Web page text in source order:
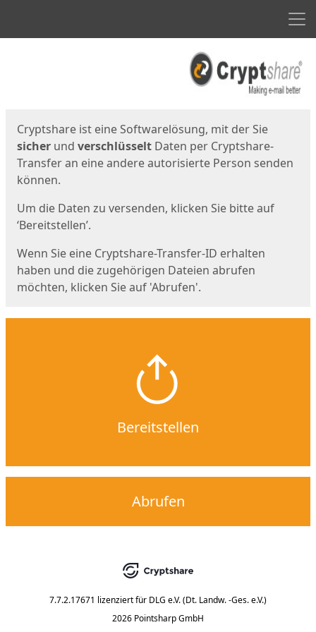
Cryptshare ist eine Softwarelösung, mit der Sie
sicher und verschlüsselt Daten per Cryptshare-
Transfer an eine andere autorisierte Person senden
können.
Um die Daten zu versenden, klicken Sie bitte auf
‘Bereitstellen’.
Wenn Sie eine Cryptshare-Transfer-ID erhalten
haben und die zugehörigen Dateien abrufen
möchten, klicken Sie auf 'Abrufen'.
Bereitstellen
Abrufen
7.7.2.17671 lizenziert für DLG e.V. (Dt. Landw. -Ges. e.V.)
2026 Pointsharp GmbH